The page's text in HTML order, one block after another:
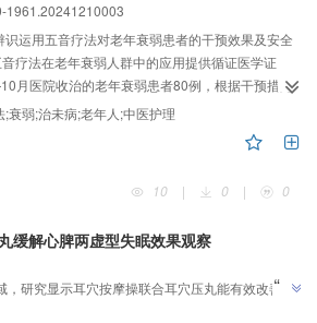
1961.20241210003
识运用五音疗法对老年衰弱患者的干预效果及安全
疗法在老年衰弱人群中的应用提供循证医学证
月医院收治的老年衰弱患者80例，根据干预措施
护理干预，观察组40例在对照组基础上采取基于
组患者中医证候评分、衰弱程度，评价临床疗
候各部分内容评分均低于对照组，差异有统计学
察组衰弱程度低于对照组，差异有统计学意义（P
（39/40），高于对照组的
性地实施五音疗法干预，帮助改善患者的症状表
衰弱;治未病;老年人;中医护理
10
| 0 | 0
缓解心脾两虚型失眠效果观察
，研究显示耳穴按摩操联合耳穴压丸能有效改善患
”